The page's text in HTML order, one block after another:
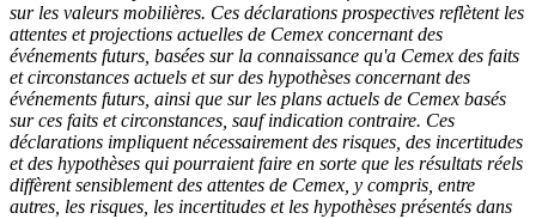
sur les valeurs mobilières. Ces déclarations prospectives reflètent les
attentes et projections actuelles de Cemex concernant des
événements futurs, basées sur la connaissance qu'a Cemex des faits
et circonstances actuels et sur des hypothèses concernant des
événements futurs, ainsi que sur les plans actuels de Cemex basés
sur ces faits et circonstances, sauf indication contraire. Ces
déclarations impliquent nécessairement des risques, des incertitudes
et des hypothèses qui pourraient faire en sorte que les résultats réels
diffèrent sensiblement des attentes de Cemex, y compris, entre
autres, les risques, les incertitudes et les hypothèses présentés dans